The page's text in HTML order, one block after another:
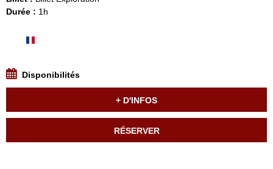
Durée : 1h
Disponibilités
+ D'INFOS
RÉSERVER